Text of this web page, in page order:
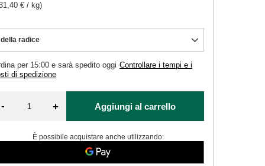
della radice
per 15:00 e sarà spedito oggi Controllare i tempi e i
di spedizione
€ / kg)
- + Aggiungi al carrello
È possibile acquistare anche utilizzando: